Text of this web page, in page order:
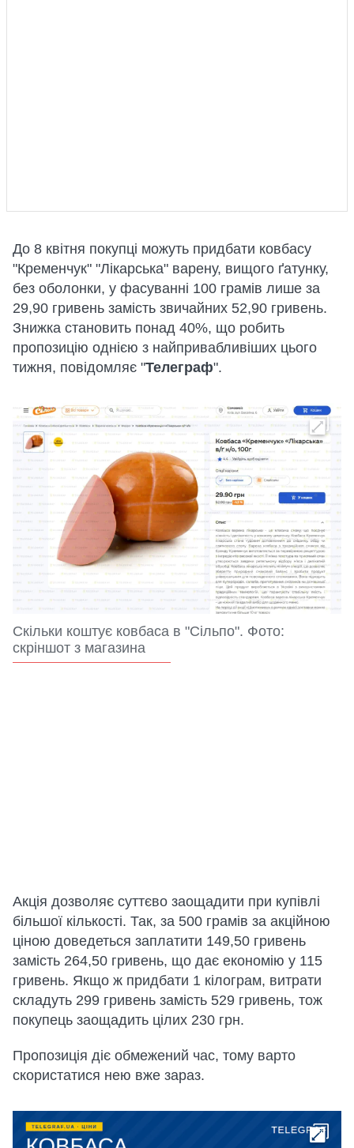
До 8 квітня покупці можуть придбати ковбасу
"Кременчук" "Лікарська" варену, вищого ґатунку,
без оболонки, у фасуванні 100 грамів лише за
29,90 гривень замість звичайних 52,90 гривень.
Знижка становить понад 40%, що робить
пропозицію однією з найпривабливіших цього
тижня, повідомляє "Телеграф".
Скільки коштує ковбаса в "Сільпо". Фото:
скріншот з магазина
Акція дозволяє суттєво заощадити при купівлі
більшої кількості. Так, за 500 грамів за акційною
ціною доведеться заплатити 149,50 гривень
замість 264,50 гривень, що дає економію у 115
гривень. Якщо ж придбати 1 кілограм, витрати
складуть 299 гривень замість 529 гривень, тож
покупець заощадить цілих 230 грн.
Пропозиція діє обмежений час, тому варто
скористатися нею вже зараз.